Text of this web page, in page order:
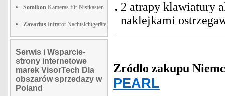
Somikon Kameras für Nistkasten
Zavarius Infrarot Nachtsichtgeräte
Serwis i Wsparcie-
strony internetowe
marek VisorTech Dla
obszarów sprzedazy w
Poland
2 atrapy klawiatury
naklejkami
Zródlo zakupu
PEARL